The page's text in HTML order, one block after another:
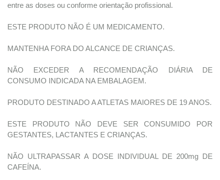
entre as doses ou conforme orientação profissional.
ESTE PRODUTO NÃO É UM MEDICAMENTO.
MANTENHA FORA DO ALCANCE DE CRIANÇAS.
NÃO EXCEDER A RECOMENDAÇÃO DIÁRIA DE
CONSUMO INDICADA NA EMBALAGEM.
PRODUTO DESTINADO A ATLETAS MAIORES DE 19 ANOS.
ESTE PRODUTO NÃO DEVE SER CONSUMIDO POR
GESTANTES, LACTANTES E CRIANÇAS.
NÃO ULTRAPASSAR A DOSE INDIVIDUAL DE 200mg DE
CAFEÍNA.